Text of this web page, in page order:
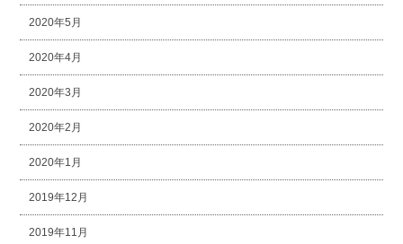
2020年5月
2020年4月
2020年3月
2020年2月
2020年1月
2019年12月
2019年11月